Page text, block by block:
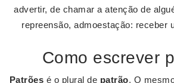
advertir, de chamar a atenção de
repreensão, admoestação: receber
Como escrever
Patrões é o plural de patrão. O